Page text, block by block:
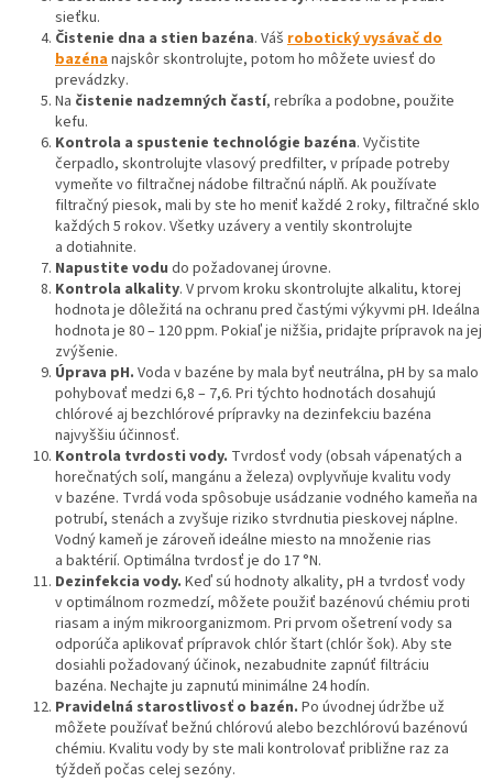
sieťku.
Čistenie dna a stien bazéna. Váš robotický vysávač do
bazéna najskôr skontrolujte, potom ho môžete uviesť do
prevádzky.
Na čistenie nadzemných častí, rebríka a podobne, použite
kefu.
Kontrola a spustenie technológie bazéna. Vyčistite
čerpadlo, skontrolujte vlasový predfilter, v prípade potreby
vymeňte vo filtračnej nádobe filtračnú náplň. Ak používate
filtračný piesok, mali by ste ho meniť každé 2 roky, filtračné sklo
každých 5 rokov. Všetky uzávery a ventily skontrolujte
a dotiahnite.
Napustite vodu do požadovanej úrovne.
Kontrola alkality. V prvom kroku skontrolujte alkalitu, ktorej
hodnota je dôležitá na ochranu pred častými výkyvmi pH. Ideálna
hodnota je 80 – 120 ppm. Pokiaľ je nižšia, pridajte prípravok na jej
zvýšenie.
Úprava pH. Voda v bazéne by mala byť neutrálna, pH by sa malo
pohybovať medzi 6,8 – 7,6. Pri týchto hodnotách dosahujú
chlórové aj bezchlórové prípravky na dezinfekciu bazéna
najvyššiu účinnosť.
Kontrola tvrdosti vody. Tvrdosť vody (obsah vápenatých a
horečnatých solí, mangánu a železa) ovplyvňuje kvalitu vody
v bazéne. Tvrdá voda spôsobuje usádzanie vodného kameňa na
potrubí, stenách a zvyšuje riziko stvrdnutia pieskovej náplne.
Vodný kameň je zároveň ideálne miesto na množenie rias
a baktérií. Optimálna tvrdosť je do 17 °N.
Dezinfekcia vody. Keď sú hodnoty alkality, pH a tvrdosť vody
v optimálnom rozmedzí, môžete použiť bazénovú chémiu proti
riasam a iným mikroorganizmom. Pri prvom ošetrení vody sa
odporúča aplikovať prípravok chlór štart (chlór šok). Aby ste
dosiahli požadovaný účinok, nezabudnite zapnúť filtráciu
bazéna. Nechajte ju zapnutú minimálne 24 hodín.
Pravidelná starostlivosť o bazén. Po úvodnej údržbe už
môžete používať bežnú chlórovú alebo bezchlórovú bazénovú
chémiu. Kvalitu vody by ste mali kontrolovať približne raz za
týždeň počas celej sezóny.